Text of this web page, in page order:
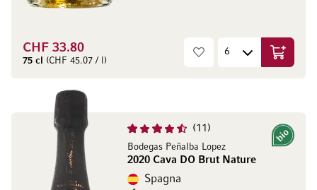
CHF 33.80
75 cl (CHF 45.07 / l)
11
Bodegas Peñalba Lopez
2020 Cava DO Brut Nature
Bio
Spagna